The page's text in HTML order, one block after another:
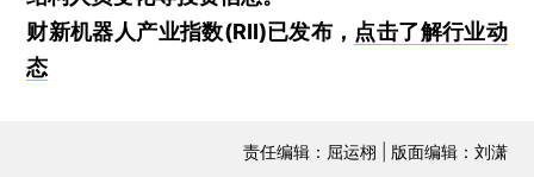
财新机器人产业指数(RII)已发布， 点击了解行业动
态
责任编辑：屈运栩 | 版面编辑：刘潇